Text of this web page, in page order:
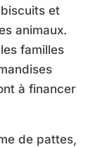
et
animaux.
familles
à financer
de pattes,